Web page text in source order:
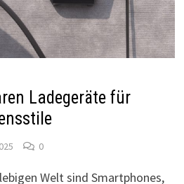
Ladegeräte für
0
Welt sind Smartphones,